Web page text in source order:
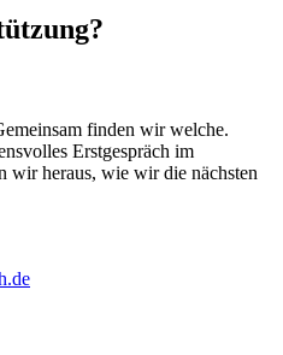
finden wir welche.
Erstgespräch im
wir heraus, wie wir die nächsten